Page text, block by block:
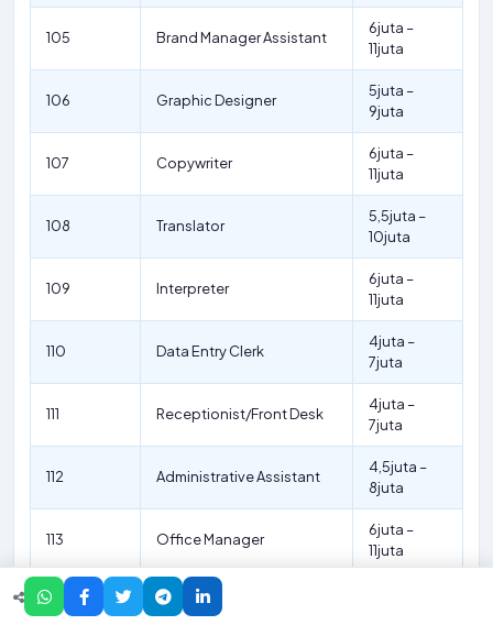
105 Brand Manager Assistant
6juta –
11juta
106 Graphic Designer
5juta –
9juta
107 Copywriter
6juta –
11juta
108 Translator
5,5juta –
10juta
109 Interpreter
6juta –
11juta
110 Data Entry Clerk
4juta –
7juta
111 Receptionist/Front Desk
4juta –
7juta
112 Administrative Assistant
4,5juta –
8juta
113 Office Manager
6juta –
11juta
114
Human Resources
Assistant